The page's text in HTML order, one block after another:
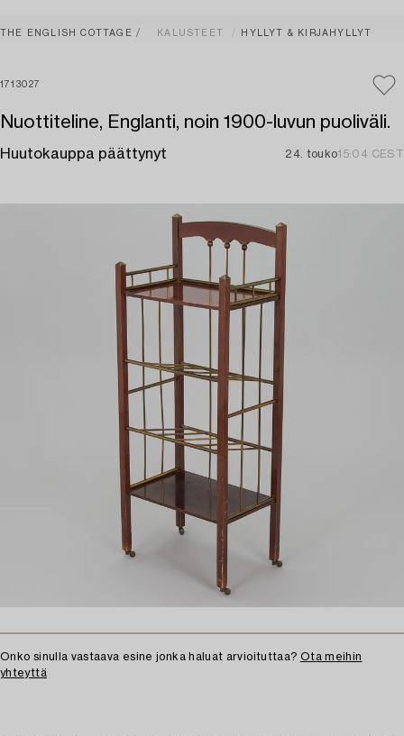
THE ENGLISH COTTAGE KALUSTEET HYLLYT & KIRJAHYLLYT
1713027
Nuottiteline, Englanti, noin 1900-luvun puoliväli.
Huutokauppa päättynyt 24. touko15:04 CEST
Onko sinulla vastaava esine jonka haluat arvioituttaa? Ota meihin
yhteyttä